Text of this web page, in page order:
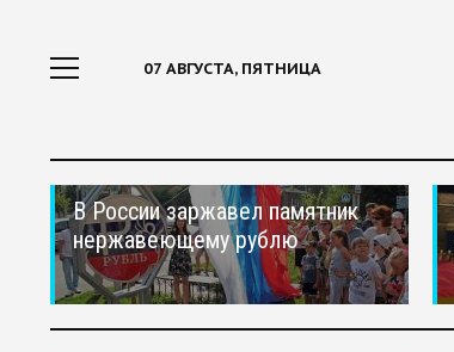
07 АВГУСТА, ПЯТНИЦА
В России заржавел памятник
нержавеющему рублю